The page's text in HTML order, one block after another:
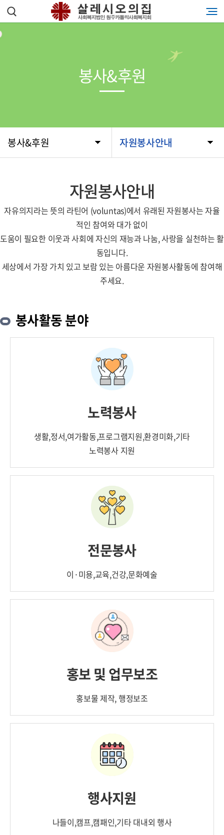
봉사&후원 자원봉사안내
봉사&후원
자원봉사안내
자유의지라는 뜻의 라틴어 (voluntas)에서 유래된 자원봉사는 자율
적인 참여와 대가 없이
도움이 필요한 이웃과 사회에 자신의 재능과 나눔, 사랑을 실천하는 활
동입니다.
세상에서 가장 가치 있고 보람 있는 아름다운 자원봉사활동에 참여해
주세요.
봉사활동 분야
노력봉사
생활,정서,여가활동,프로그램지원,환경미화,기타
노력봉사 지원
전문봉사
이·미용,교육,건강,문화예술
홍보 및 업무보조
홍보물 제작, 행정보조
행사지원
나들이,캠프,캠패인,기타 대내외 행사